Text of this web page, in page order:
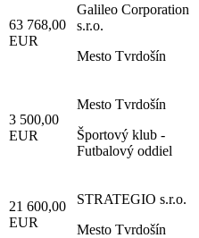
63 768,00
EUR
Galileo Corporation
s.r.o.
Mesto Tvrdošín
3 500,00
EUR
Mesto Tvrdošín
Športový klub -
Futbalový oddiel
21 600,00
EUR
STRATEGIO s.r.o.
Mesto Tvrdošín